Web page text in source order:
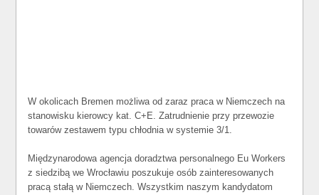
W okolicach Bremen możliwa od zaraz praca w Niemczech na
stanowisku kierowcy kat. C+E. Zatrudnienie przy przewozie
towarów zestawem typu chłodnia w systemie 3/1.
Międzynarodowa agencja doradztwa personalnego Eu Workers
z siedzibą we Wrocławiu poszukuje osób zainteresowanych
pracą stałą w Niemczech. Wszystkim naszym kandydatom